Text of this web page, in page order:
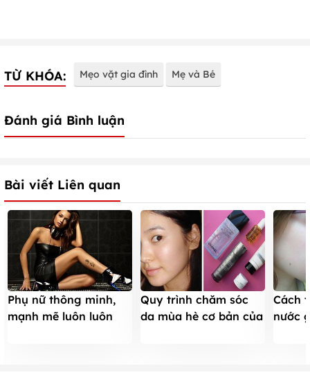
TỪ KHÓA: Mẹo vặt gia đình Mẹ và Bé
Đánh giá Bình luận
Bài viết Liên quan
Phụ nữ thông minh,
mạnh mẽ luôn luôn
Quy trình chăm sóc
da mùa hè cơ bản của
Cách
nước